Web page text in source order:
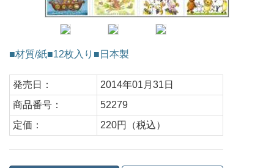
■材質/紙■12枚入り■日本製
発売日：
2014年01月31日
商品番号：
52279
定価：
220円（税込）